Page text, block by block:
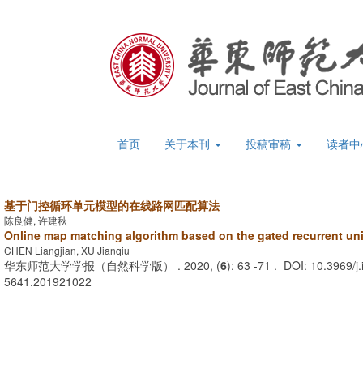
首页 关于本刊 投稿审稿 读者
基于门控循环单元模型的在线路网匹配算法
陈良健, 许建秋
Online map matching algorithm based on the gated recurrent
CHEN Liangjian, XU Jianqiu
华东师范大学学报（自然科学版） . 2020, (6): 63 -71 . DOI: 10.3969/
5641.201921022